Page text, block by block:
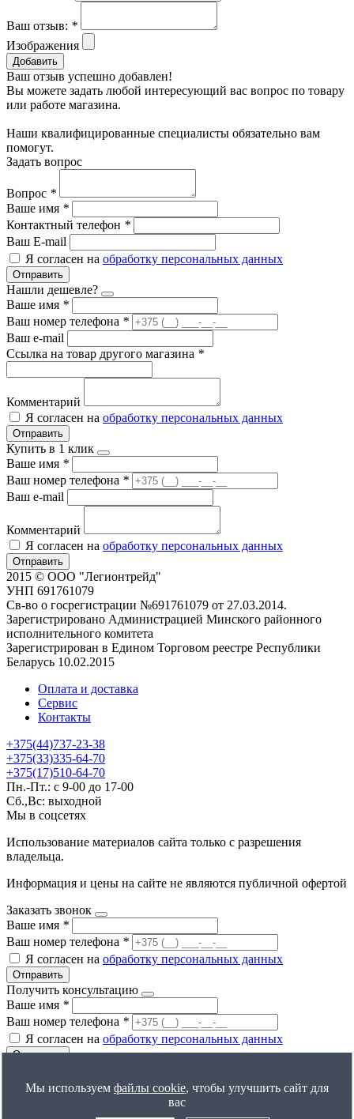
Ваш отзыв: *
Изображения
Добавить
Ваш отзыв успешно добавлен!
Вы можете задать любой интересующий вас вопрос по товару
или работе магазина.
Наши квалифицированные специалисты обязательно вам
помогут.
Задать вопрос
Вопрос *
Ваше имя *
Контактный телефон *
Ваш E-mail
Я согласен на обработку персональных данных
Отправить
Нашли дешевле?
Ваше имя *
Ваш номер телефона *
Ваш e-mail
Ссылка на товар другого магазина *
Комментарий
Я согласен на обработку персональных данных
Отправить
Купить в 1 клик
Ваше имя *
Ваш номер телефона *
Ваш e-mail
Комментарий
Я согласен на обработку персональных данных
Отправить
2015 © ООО "Легионтрейд"
УНП 691761079
Св-во о госрегистрации №691761079 от 27.03.2014.
Зарегистрировано Администрацией Минского районного
исполнительного комитета
Зарегистрирован в Едином Торговом реестре Республики
Беларусь 10.02.2015
Оплата и доставка
Сервис
Контакты
+375(44)737-23-38
+375(33)335-64-70
+375(17)510-64-70
Пн.-Пт.: с 9-00 до 17-00
Сб.,Вс: выходной
Мы в соцсетях
Использование материалов сайта только с разрешения
владельца.
Информация и цены на сайте не являются публичной офертой
Заказать звонок
Ваше имя *
Ваш номер телефона *
Я согласен на обработку персональных данных
Отправить
Получить консультацию
Ваше имя *
Ваш номер телефона *
Я согласен на обработку персональных данных
Отправить
Мы используем файлы cookie, чтобы улучшить сайт для
вас